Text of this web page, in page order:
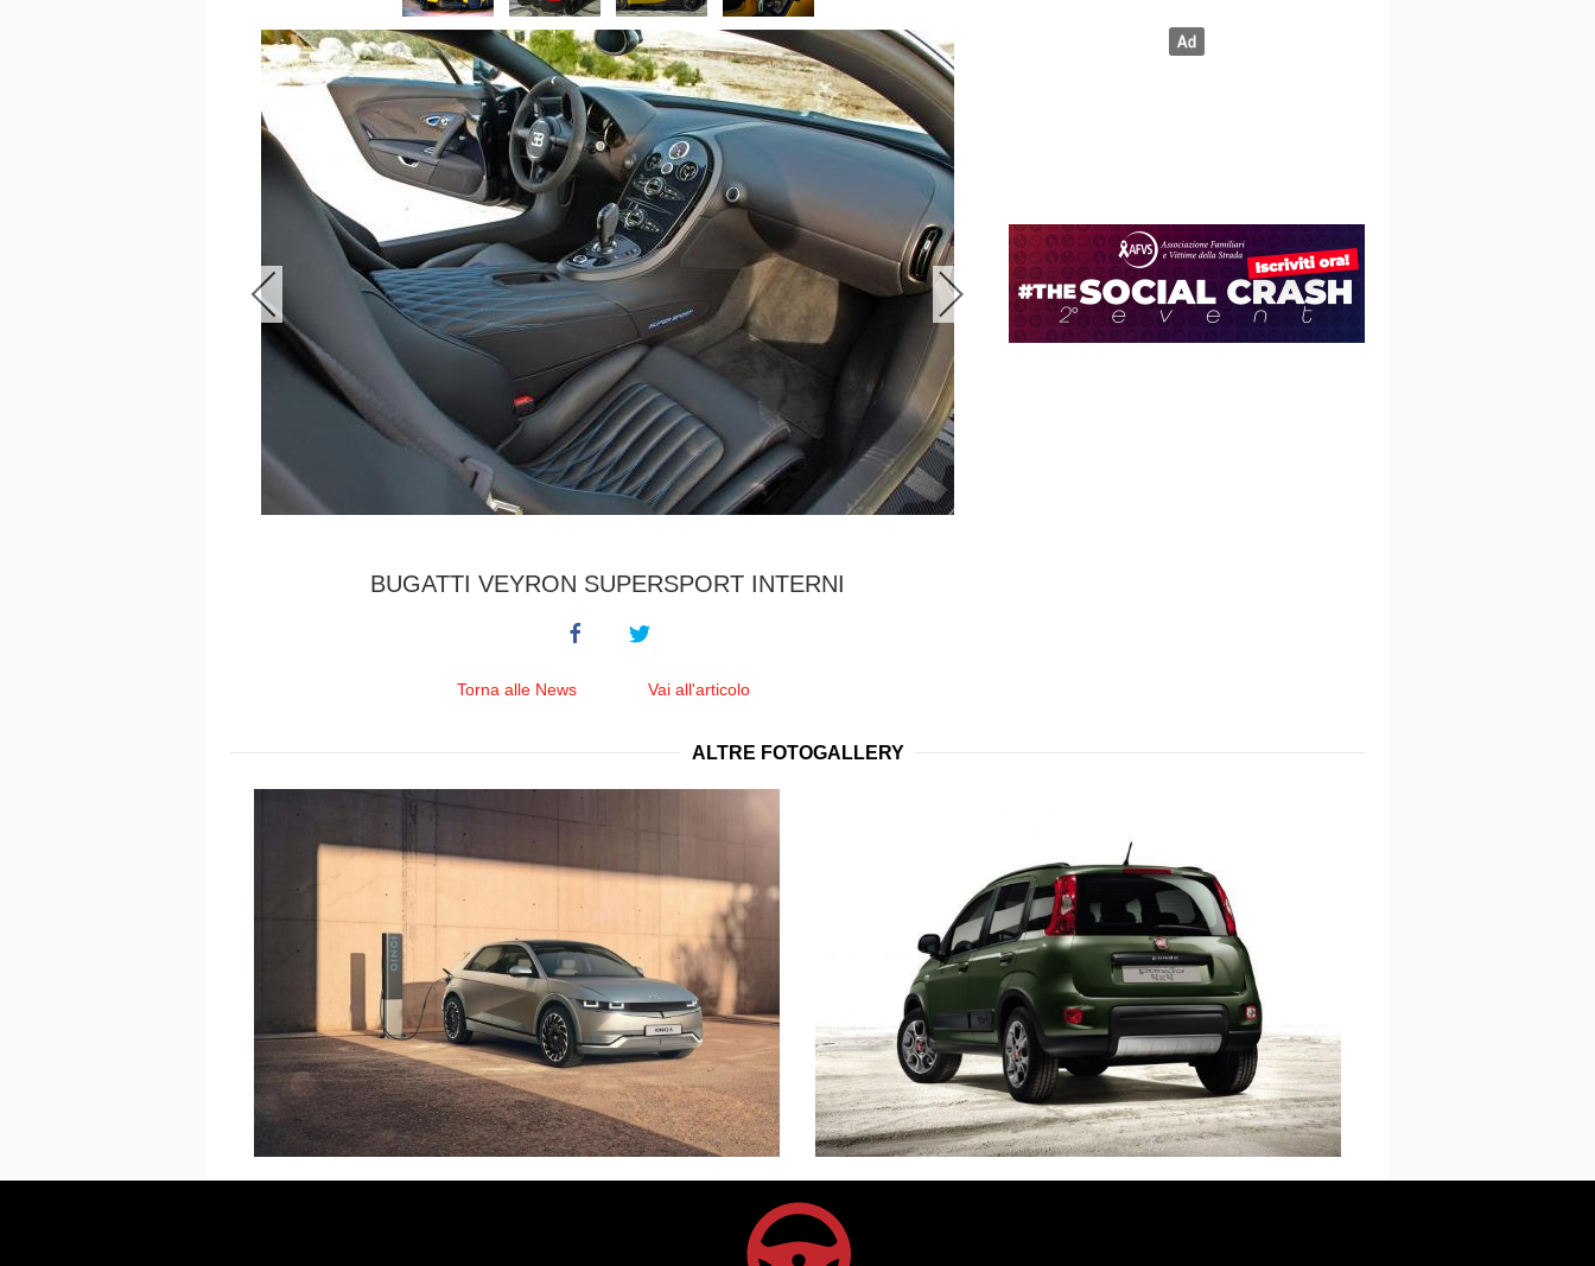
BUGATTI VEYRON SUPERSPORT INTERNI
Torna alle News Vai all'articolo
ALTRE FOTOGALLERY